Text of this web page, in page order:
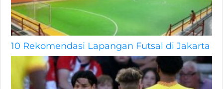
10 Rekomendasi Lapangan Futsal di Jakarta